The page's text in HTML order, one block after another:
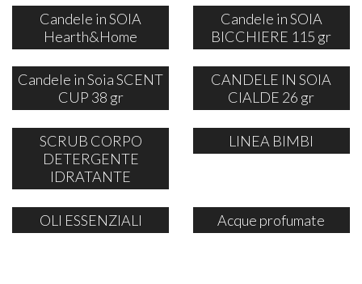
Candele in SOIA
Hearth&Home
Candele in SOIA
BICCHIERE 115 gr
Candele in Soia SCENT
CUP 38 gr
CANDELE IN SOIA
CIALDE 26 gr
SCRUB CORPO
DETERGENTE
IDRATANTE
LINEA BIMBI
OLI ESSENZIALI Acque profumate